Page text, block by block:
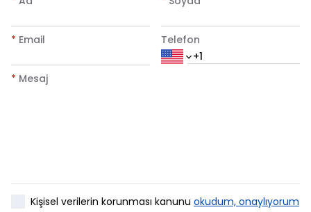
* Email Telefon
* Mesaj
Kişisel verilerin korunması kanunu okudum, onaylıyorum